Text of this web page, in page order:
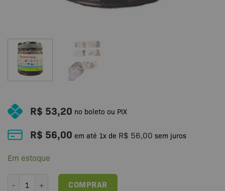
R$ 53,20 no boleto ou PIX
R$ 56,00 em até 1x de R$ 56,00 sem juros
Em estoque
Quebra-Cabeça Educativo Adulto Usamos Para... quantidade
COMPRAR